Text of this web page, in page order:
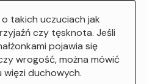
takich uczuciach jak
czy tęsknota. Jeśli
pojawia się
wrogość, można mówić
więzi duchowych.